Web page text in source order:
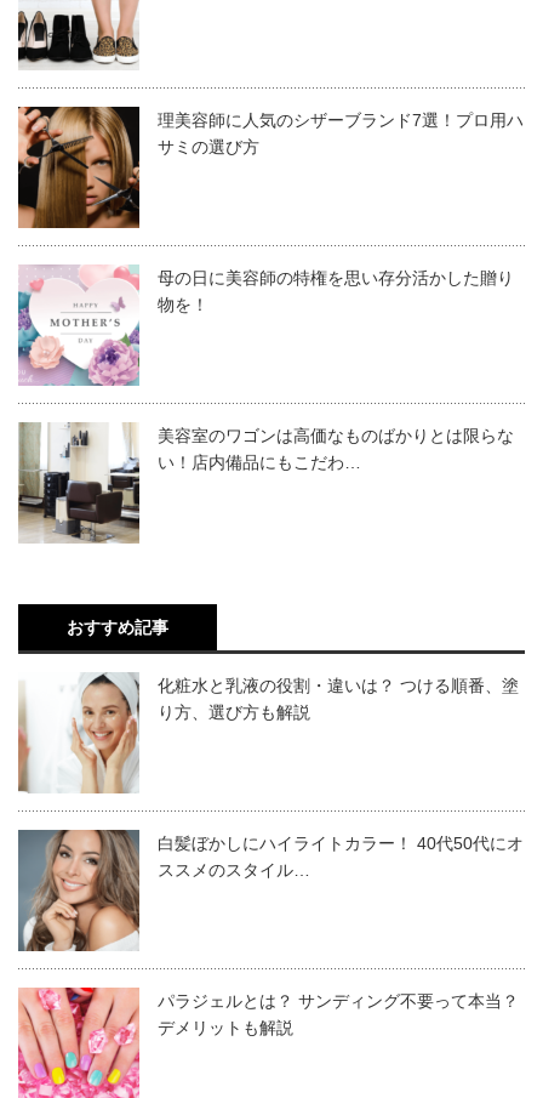
プロ用のシザー（ハサミ）の選び方についてお話します。
美容師・理容師が使用するプロ用のシザーは、種類が豊富
で使用方法によって必要なシザーの種類も変わってきま
す。多くの美容師・理容師は、豊富な種類のシザーの中か
ら厳選して、4～5丁のシザーを持ち、使い分けています。
てから、自分に必要な種類のシザーを必要数選ぶようにし
ましょう。
シザーを選ぶ際、専門のカタログを見る美容師・理容師が
多いですが、最近ではネットで気軽にシザーを比較する美
容師・理容師も増えてきました。ネットではアウトレット
品など、普通に購入するより安く手に入る場合もあるので
魅力的です。
また、実際にそのシザーを使用している美容師・理容師の
口コミなどが載っていると、より購入の参考になりますよ
ね。
の5つが一般的です。
それぞれ、簡単にご紹介します。
ステンレス
ンレスは合金で、錆びやすい鉄に錆びにくいクロム・ニッ
ケルといった素材を混ぜています。硬さという点では他の
素材より劣ります。
コバルト合金
コバルト合金は、ステンレスにコバルトを混ぜた素材で
す。コバルトは、硬さが特徴の素材なので、ステンレス素
材のシザーよりも刃がいたみにくく、長持ちします。コバ
ルト合金の中でも、コバルトの含まれる量によって硬さが
変わってきます。
ステライト（ビシライト）
シザーをセルフでメンテナンス
シザーの日常的なメンテナンスは、自分で行うことが可能
です。簡単に言うと、
セーム皮で全体の汚れを落とす
ネジ・触点に油をさす
の2ステップで完了です。それぞれ、もう少し詳しくお話
します。
1．セーム皮で全体の汚れを落とす
髪の毛やパーマ液など、汚れが落ちないときはお湯で洗い
流します。汚れの落ちやすさ・水分の蒸発しやすさという
点から、水ではなくお湯がおすすめです。そして、次のス
テップに進む前に、しっかりとシザーの水分を拭き取って
ください。
2．ネジ・触点に油をさす
シザー開き、ネジの下と触点に1～2滴ほど油をさします。
お客様の髪に触れるシザーなので、専用の油を使ってお手
入れします。
100％人毛を使用して作られたカットウィッグです。
毛質・長さ・毛量すべて申し分なく、実際にお客様の
髪を扱うのに近い感覚でシザーの使い心地を確認する
ことができます。
素 材 人毛100％
毛 量
理美容師に人気のシザーブランド7選！プロ用ハ
サミの選び方
母の日に美容師の特権を思い存分活かした贈り
物を！
美容室のワゴンは高価なものばかりとは限らな
い！店内備品にもこだわ…
おすすめ記事
化粧水と乳液の役割・違いは？ つける順番、塗
り方、選び方も解説
白髪ぼかしにハイライトカラー！ 40代50代にオ
ススメのスタイル…
パラジェルとは？ サンディング不要って本当？
デメリットも解説